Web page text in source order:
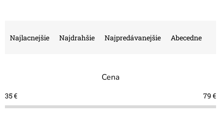
e
p
r
Najlacnejšie Najdrahšie Najpredávanejšie Abecedne
Cena
35€ 79 €